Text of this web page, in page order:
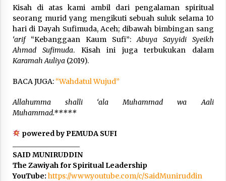
Kisah di atas kami ambil dari pengalaman spiritual
seorang murid yang mengikuti sebuah suluk selama 10
hari di Dayah Sufimuda, Aceh; dibawah bimbingan sang
‘arif“Kebanggaan Kaum Sufi”:Abuya Sayyidi Syeikh
Ahmad Sufimuda. Kisah ini juga terbukukan dalam
Karamah Auliya(2019).
BACA JUGA: “Wahdatul Wujud”
Allahumma shalli ‘ala Muhammad wa Aali
Muhammad.*****
powered by PEMUDA SUFI
SAID MUNIRUDDIN
The Zawiyah for Spiritual Leadership
YouTube: https://www.youtube.com/c/SaidMuniruddin